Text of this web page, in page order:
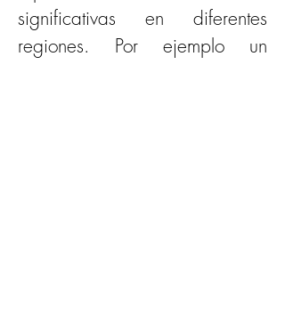
significativas en diferentes
regiones. Por ejemplo un